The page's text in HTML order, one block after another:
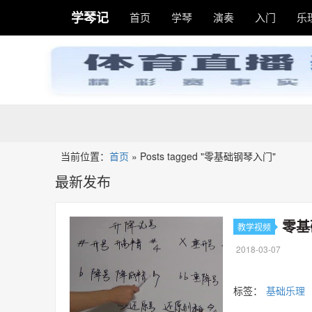
学琴记 首页 学琴 演奏 入门 乐
当前位置： 首页 » Posts tagged "零基础钢琴入门"
最新发布
教学视频 零
2018-03-07
标签： 基础乐理